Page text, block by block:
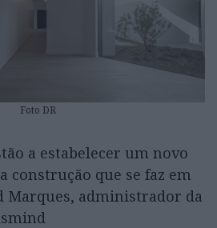
Foto DR
a estabelecer um novo
construção que se faz em
Marques, administrador da